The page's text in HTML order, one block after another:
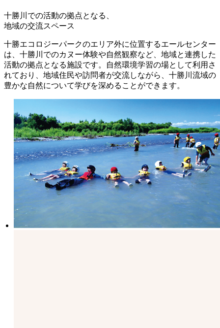
十勝川での活動の拠点となる、
地域の交流スペース
十勝エコロジーパークのエリア外に位置するエールセンター
は、十勝川でのカヌー体験や自然観察など、地域と連携した
活動の拠点となる施設です。自然環境学習の場として利用さ
れており、地域住民や訪問者が交流しながら、十勝川流域の
豊かな自然について学びを深めることができます。